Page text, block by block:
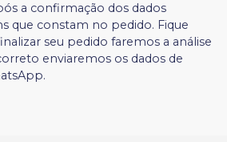
a confirmação dos dados
que constam no pedido. Fique
seu pedido faremos a análise
enviaremos os dados de